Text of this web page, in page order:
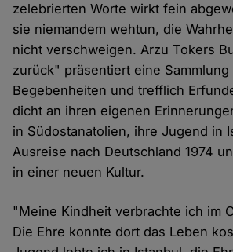
zelebrierten Worte wirkt fein
sie niemandem wehtun, die
nicht verschweigen. Arzu Tokers
zurück" präsentiert eine Sammlung
Begebenheiten und trefflich
dicht an ihren eigenen
in Südostanatolien, ihre Jugend in
Ausreise nach Deutschland 1974
in einer neuen Kultur.
"Meine Kindheit verbrachte ich im
Die Ehre konnte dort das Leben